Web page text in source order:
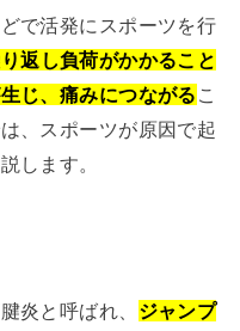
で活発にスポーツを行
返し負荷がかかること
じ、痛みにつながる こ
、スポーツが原因で起
します。
炎と呼ばれ、 ジャンプ